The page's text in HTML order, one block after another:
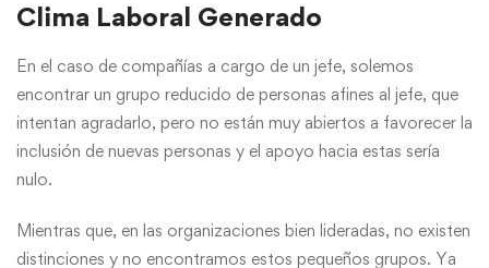
Clima Laboral Generado
En el caso de compañías a cargo de un jefe, solemos
encontrar un grupo reducido de personas afines al jefe, que
intentan agradarlo, pero no están muy abiertos a favorecer la
inclusión de nuevas personas y el apoyo hacia estas sería
nulo.
Mientras que, en las organizaciones bien lideradas, no existen
distinciones y no encontramos estos pequeños grupos. Ya